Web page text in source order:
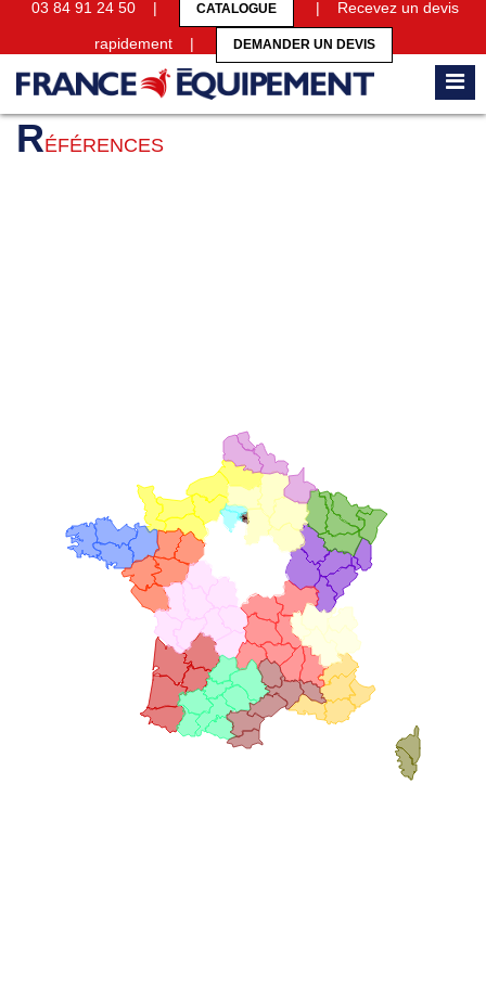
03 84 91 24 50 | CATALOGUE | Recevez un devis
rapidement | DEMANDER UN DEVIS
Accueil Références
RÉFÉRENCES